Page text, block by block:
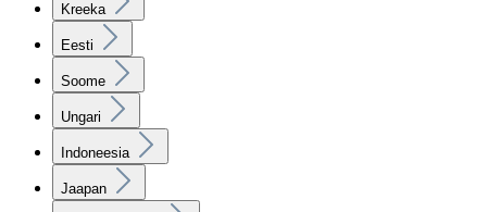
Kreeka
Eesti
Soome
Ungari
Indoneesia
Jaapan